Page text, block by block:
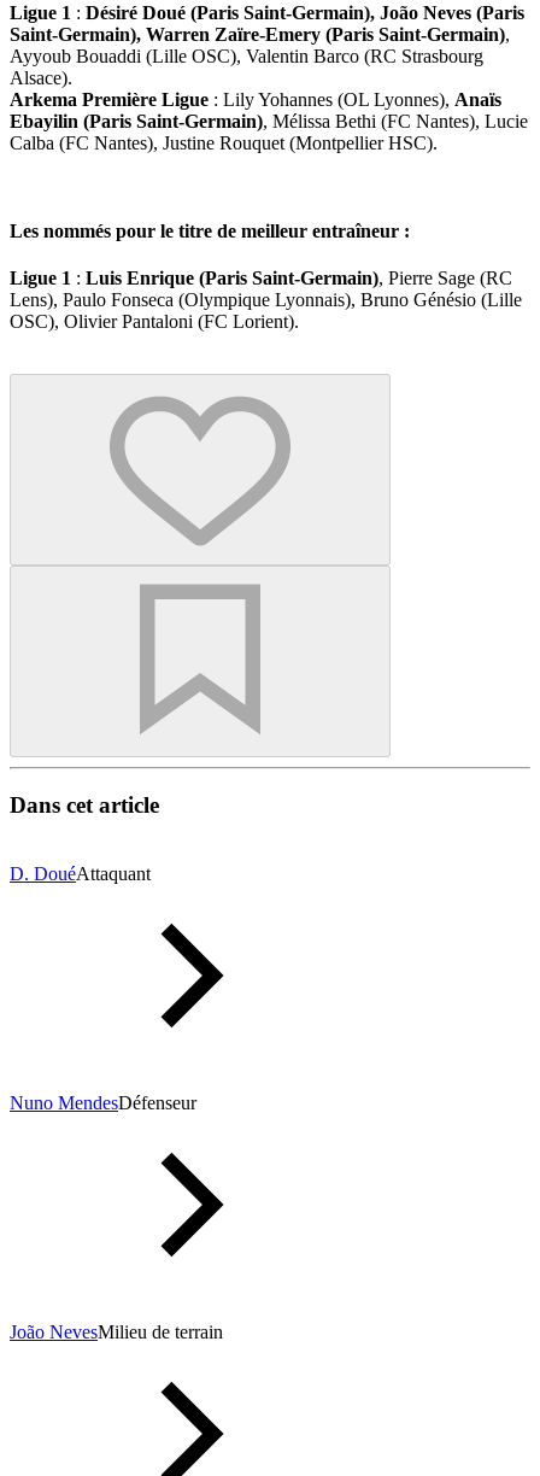
Ligue 1 : Désiré Doué (Paris Saint-Germain), João Neves (Paris
Saint-Germain), Warren Zaïre-Emery (Paris Saint-Germain),
Ayyoub Bouaddi (Lille OSC), Valentin Barco (RC Strasbourg
Alsace).
Arkema Première Ligue : Lily Yohannes (OL Lyonnes), Anaïs
Ebayilin (Paris Saint-Germain), Mélissa Bethi (FC Nantes), Lucie
Calba (FC Nantes), Justine Rouquet (Montpellier HSC).
Les nommés pour le titre de meilleur entraîneur :
Ligue 1 : Luis Enrique (Paris Saint-Germain), Pierre Sage (RC
Lens), Paulo Fonseca (Olympique Lyonnais), Bruno Génésio (Lille
OSC), Olivier Pantaloni (FC Lorient).
Dans cet article
D. DouéAttaquant
Nuno MendesDéfenseur
João NevesMilieu de terrain